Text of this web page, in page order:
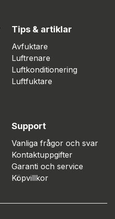
Tips & artiklar
Avfuktare
Luftrenare
Luftkonditionering
Luftfuktare
Support
Vanliga frågor och svar
Kontaktuppgifter
Garanti och service
Köpvillkor